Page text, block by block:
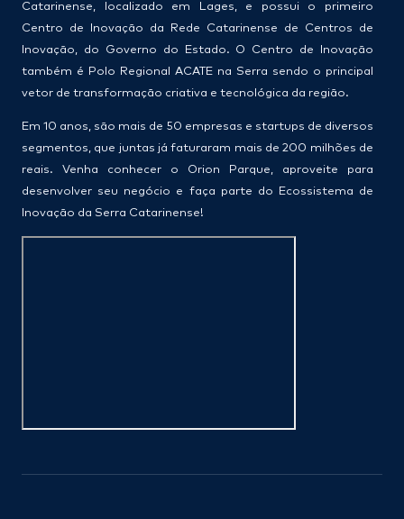
Catarinense, localizado em Lages, e possui o primeiro
Centro de Inovação da Rede Catarinense de Centros de
Inovação, do Governo do Estado. O Centro de Inovação
também é Polo Regional ACATE na Serra sendo o principal
vetor de transformação criativa e tecnológica da região.
Em 10 anos, são mais de 50 empresas e startups de diversos
segmentos, que juntas já faturaram mais de 200 milhões de
reais. Venha conhecer o Orion Parque, aproveite para
desenvolver seu negócio e faça parte do Ecossistema de
Inovação da Serra Catarinense!